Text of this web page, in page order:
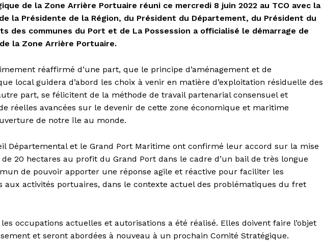
de la Zone Arrière Portuaire réuni ce mercredi 8 juin 2022 au TCO avec la
la Présidente de la Région, du Président du Département, du Président du
des communes du Port et de La Possession a officialisé le démarrage de
la Zone Arrière Portuaire.
réaffirmé d’une part, que le principe d’aménagement et de
local guidera d’abord les choix à venir en matière d’exploitation résiduelle des
part, se félicitent de la méthode de travail partenarial consensuel et
réelles avancées sur le devenir de cette zone économique et maritime
de notre île au monde.
Départemental et le Grand Port Maritime ont confirmé leur accord sur la mise
20 hectares au profit du Grand Port dans le cadre d’un bail de très longue
de pouvoir apporter une réponse agile et réactive pour faciliter les
aux activités portuaires, dans le contexte actuel des problématiques du fret
occupations actuelles et autorisations a été réalisé. Elles doivent faire l’objet
et seront abordées à nouveau à un prochain Comité Stratégique.